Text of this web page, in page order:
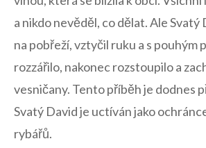
a nikdo nevěděl, co ⁣dělat. Ale Svatý
na pobřeží, vztyčil ruku‍ a‍ s pouhým⁢
rozzářilo, nakonec rozstoupilo a
‌vesničany.​ Tento příběh je dodnes
‌Svatý David je uctíván jako
rybářů.